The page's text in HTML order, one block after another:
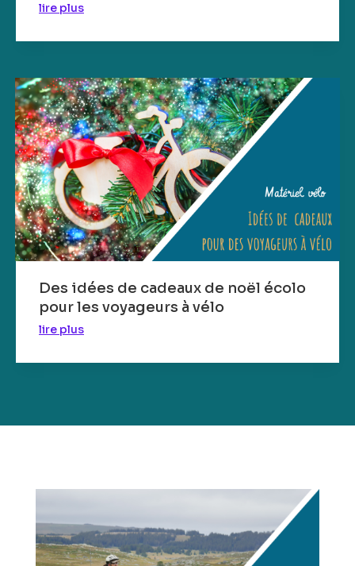
lire plus
Des idées de cadeaux de noël écolo
pour les voyageurs à vélo
lire plus